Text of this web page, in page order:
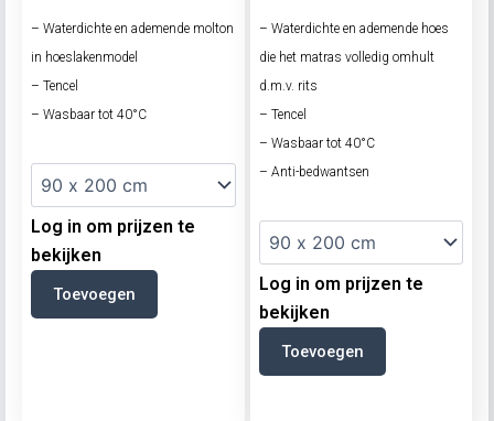
– Waterdichte en ademende molton
in hoeslakenmodel
– Tencel
– Wasbaar tot 40°C
Log in om prijzen te
bekijken
Toevoegen
– Waterdichte en ademende hoes
die het matras volledig omhult
d.m.v. rits
– Tencel
– Wasbaar tot 40°C
– Anti-bedwantsen
Log in om prijzen te
bekijken
Toevoegen